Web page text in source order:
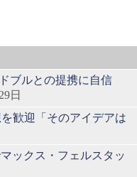
ブルとの提携に自信
日
歓迎「そのアイデアは
ックス・フェルスタッ